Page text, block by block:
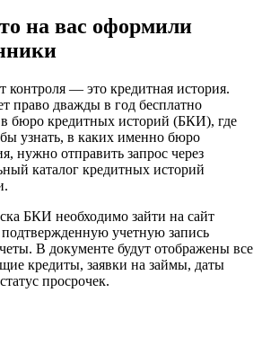
на вас оформили
контроля — это кредитная история.
право дважды в год бесплатно
в бюро кредитных историй (БКИ), где
узнать, в каких именно бюро
нужно отправить запрос через
каталог кредитных историй
БКИ необходимо зайти на сайт
учетную запись
В документе будут отображены все
кредиты, заявки на займы, даты
просрочек.